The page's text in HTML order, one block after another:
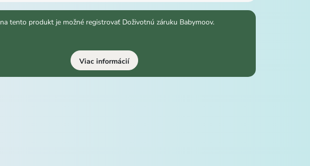
na tento produkt je možné registrovať Doživotnú záruku Babymoov.
Viac informácií